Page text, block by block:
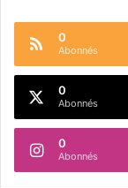
0
Abonnés
0
Abonnés
0
Abonnés